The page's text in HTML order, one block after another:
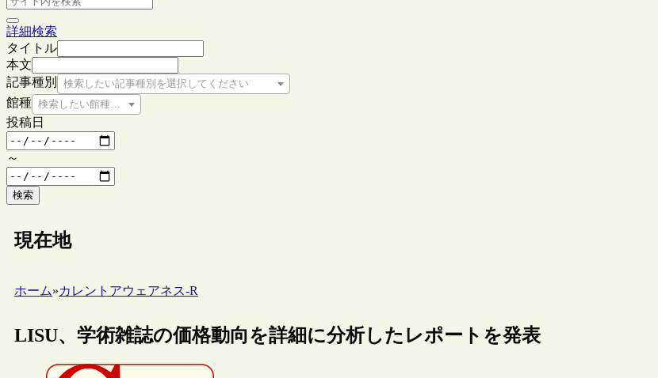
詳細検索
タイトル
本文
記事種別
検索したい記事種別を選択してください
館種 検索したい館種を選択してください
投稿日
～
検索
現在地
ホーム»カレントアウェアネス-R
LISU、学術雑誌の価格動向を詳細に分析したレポートを発表